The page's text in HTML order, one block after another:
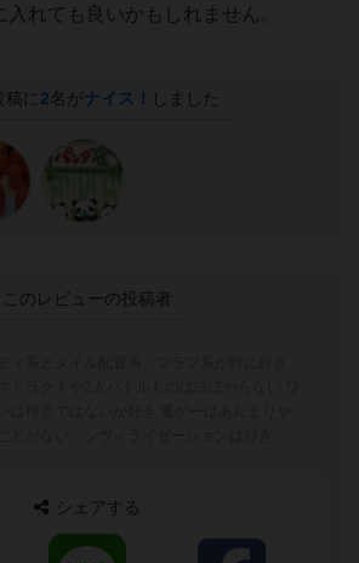
れても良いかもしれません。
稿に 2名がナイス！ しました
このレビューの投稿者
シェアする